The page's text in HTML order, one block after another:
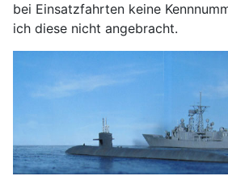
bei Einsatzfahrten keine
ich diese nicht angebracht.